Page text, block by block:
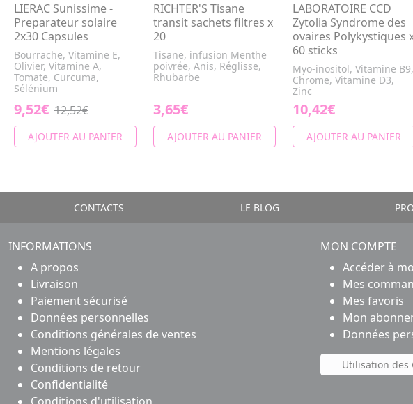
LIERAC Sunissime -
Preparateur solaire
2x30 Capsules
Bourrache, Vitamine E,
Olivier, Vitamine A,
Tomate, Curcuma,
Sélénium
9,52€ 12,52€
AJOUTER AU PANIER
RICHTER'S Tisane
transit sachets filtres x
20
Tisane, infusion Menthe
poivrée, Anis, Réglisse,
Rhubarbe
3,65€
AJOUTER AU PANIER
LABORATOIRE CCD
Zytolia Syndrome des
ovaires Polykystiques
60 sticks
Myo-inositol, Vitamine B9,
Chrome, Vitamine D3,
Zinc
10,42€
AJOUTER AU PANIER
CONTACTS LE BLOG
INFORMATIONS
A propos
Livraison
Paiement sécurisé
Données personnelles
Conditions générales de ventes
Mentions légales
Conditions de retour
Confidentialité
MON COMPTE
Accéder à
Mes
Mes favoris
Mon
Données
Utilisation des